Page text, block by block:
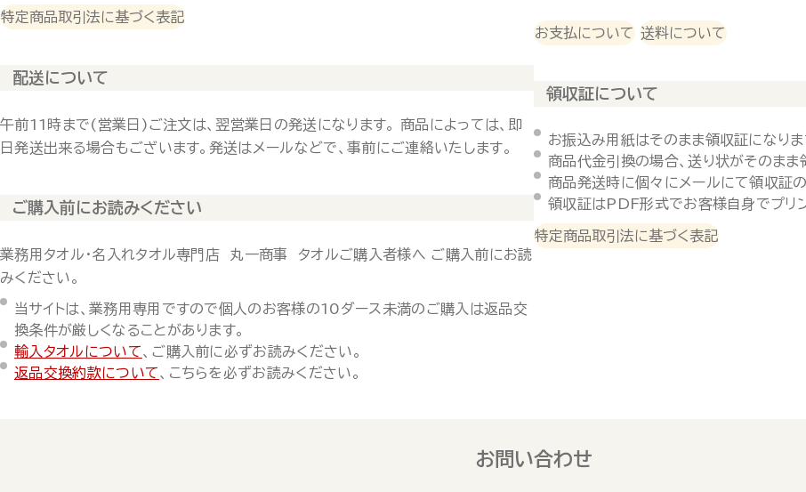
特定商品取引法に基づく表記
配送について
午前11時まで(営業日)ご注文は、翌営業日の発送になります。 商品によっては、即
日発送出来る場合もございます。発送はメールなどで、事前にご連絡いたします。
ご購入前にお読みください
業務用タオル・名入れタオル専門店 丸一商事 タオルご購入者様へ ご購入前にお読
みください。
当サイトは、業務用専用ですので個人のお客様の10ダース未満のご購入は返品交
換条件が厳しくなることがあります。
輸入タオルについて、ご購入前に必ずお読みください。
返品交換約款について、こちらを必ずお読みください。
お支払について 送料について
領収証について
お振込み用紙はそのまま領収証になりま
商品代金引換の場合、送り状がそのまま
商品発送時に個々にメールにて領収証の
領収証はPDF形式でお客様自身でプリン
特定商品取引法に基づく表記
お問い合わせ